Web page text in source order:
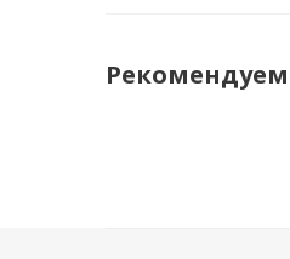
Рекомендуем